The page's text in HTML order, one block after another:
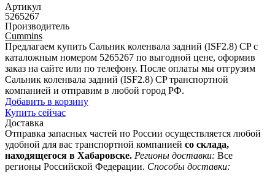
Артикул
5265267
Производитель
Cummins
Предлагаем купить Сальник коленвала задний (ISF2.8) CP с
каталожным номером 5265267 по выгодной цене, оформив
заказ на сайте или по телефону. После оплаты мы отгрузим
Сальник коленвала задний (ISF2.8) CP транспортной
компанией и отправим в любой город РФ.
Добавить в корзину
Купить сейчас
Доставка
Отправка запасных частей по России осуществляется любой
удобной для вас транспортной компанией со склада,
находящегося в Хабаровске. Регионы доставки: Все
регионы Российской Федерации. Способы доставки: